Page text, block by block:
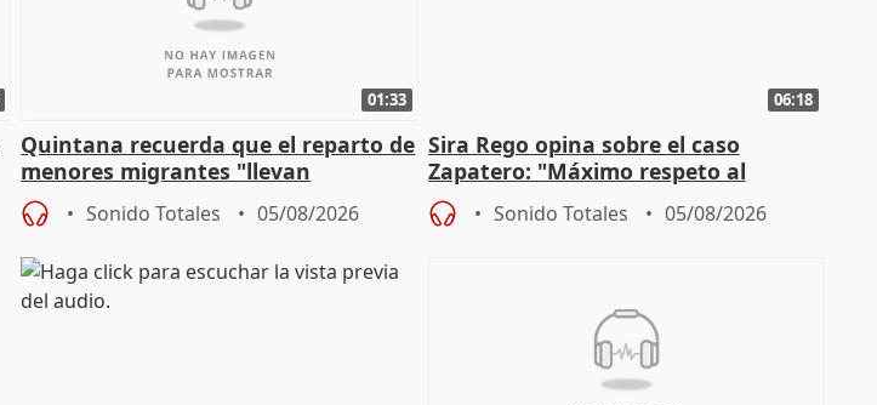
01:33
Quintana recuerda que el reparto de
menores migrantes "llevan
aportación del Gobierno" central
Sonido Totales 05/08/2026
06:18
Sira Rego opina sobre el caso
Zapatero: "Máximo respeto al
proceso judicial"
Sonido Totales 05/08/2026